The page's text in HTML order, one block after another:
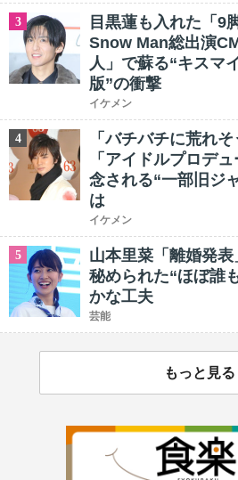
3
目黒蓮も入れた「9
Snow Man総出演
人」で蘇る“キスマ
版”の衝撃
イケメン
4
「バチバチに荒れ
「アイドルプロデ
念される“一部旧ジ
は
イケメン
5
山本里菜「離婚発
秘められた“ほぼ誰
かな工夫
芸能
もっと見る